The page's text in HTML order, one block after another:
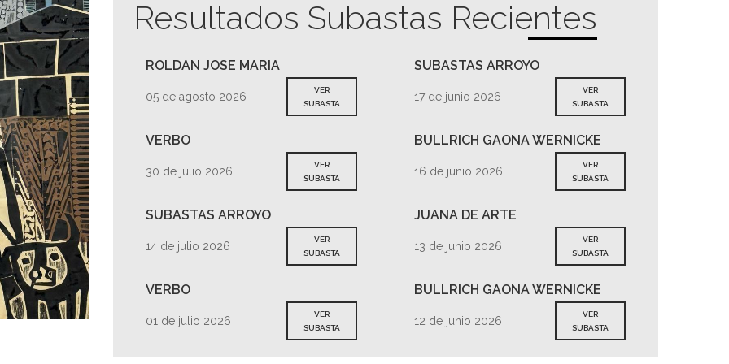
Resultados Subastas Recientes
ROLDAN JOSE MARIA
05 de agosto 2026
VER
SUBASTA
VERBO
30 de julio 2026
VER
SUBASTA
SUBASTAS ARROYO
14 de julio 2026
VER
SUBASTA
VERBO
01 de julio 2026
VER
SUBASTA
SUBASTAS ARROYO
17 de junio 2026
VER
SUBASTA
BULLRICH GAONA WERNICKE
16 de junio 2026
VER
SUBASTA
JUANA DE ARTE
13 de junio 2026
VER
SUBASTA
BULLRICH GAONA WERNICKE
12 de junio 2026
VER
SUBASTA